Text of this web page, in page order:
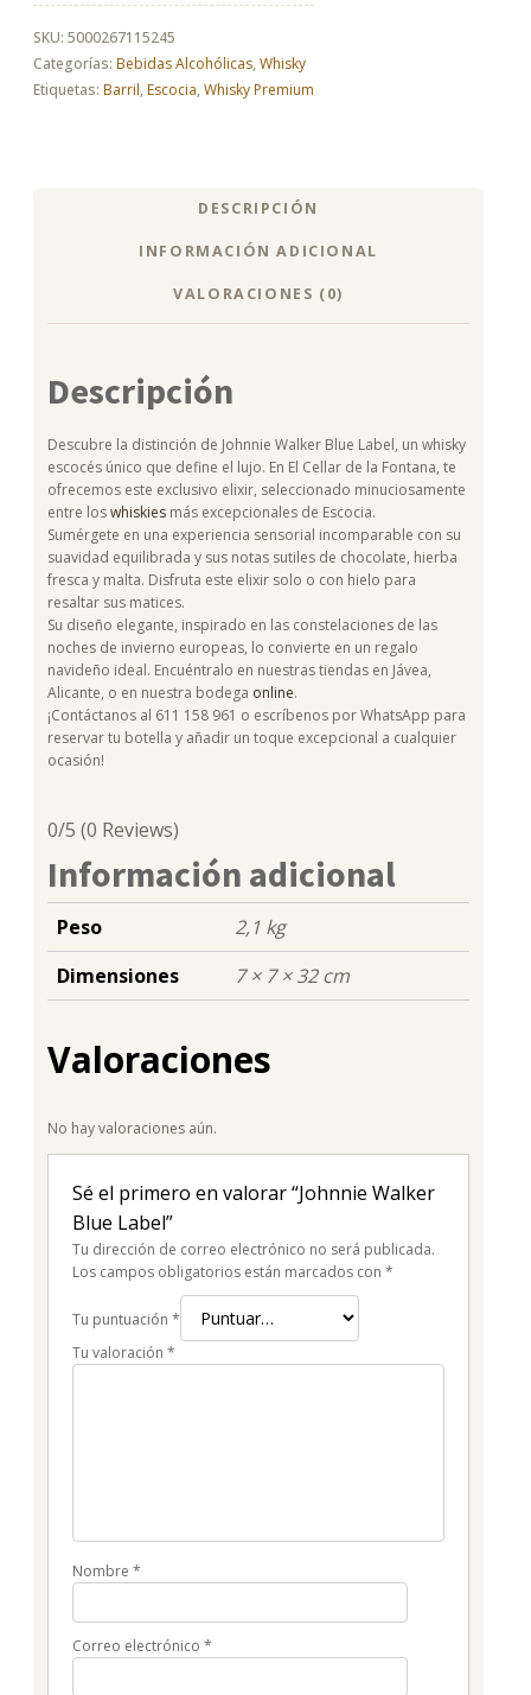
Label
cantidad
SKU: 5000267115245
Categorías: Bebidas Alcohólicas,Whisky
Etiquetas: Barril, Escocia,Whisky Premium
DESCRIPCIÓN
INFORMACIÓN ADICIONAL
VALORACIONES (0)
Descripción
Descubre la distinción de Johnnie Walker Blue Label, un whisky
escocés único que define el lujo. En El Cellar de la Fontana, te
ofrecemos este exclusivo elixir, seleccionado minuciosamente
entre loswhiskies más excepcionales de Escocia.
Sumérgete en una experiencia sensorial incomparable con su
suavidad equilibrada y sus notas sutiles de chocolate, hierba
fresca y malta. Disfruta este elixir solo o con hielo para
resaltar sus matices.
Su diseño elegante, inspirado en las constelaciones de las
noches de invierno europeas, lo convierte en un regalo
navideño ideal. Encuéntralo en nuestras tiendas en Jávea,
Alicante, o en nuestra bodega online.
¡Contáctanos al 611 158 961 o escríbenos por WhatsApp para
reservar tu botella y añadir un toque excepcional a cualquier
ocasión!
0/5 (0 Reviews)
Información adicional
Peso
2,1 kg
Dimensiones
7 × 7 × 32 cm
Valoraciones
No hay valoraciones aún.
Sé el primero en valorar “Johnnie Walker
Blue Label”
Tu dirección de correo electrónico no será publicada.
Los campos obligatorios están marcados con *
Tu puntuación *
Tu valoración *
Nombre *
Correo electrónico *